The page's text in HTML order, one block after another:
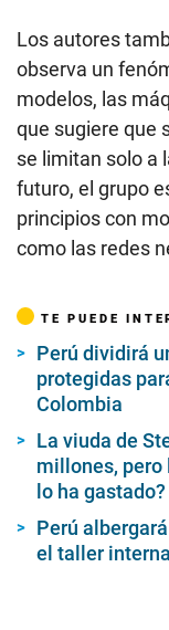
Los autores
observa un
modelos, las
que sugiere que
se limitan solo a
futuro, el grupo
principios con
como las redes
TE PUEDE
Perú dividirá
protegidas
Colombia
La viuda de
millones, pero
lo ha gastado?
Perú
el taller